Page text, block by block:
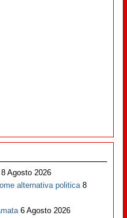
8 Agosto 2026
alternativa politica 8
6 Agosto 2026